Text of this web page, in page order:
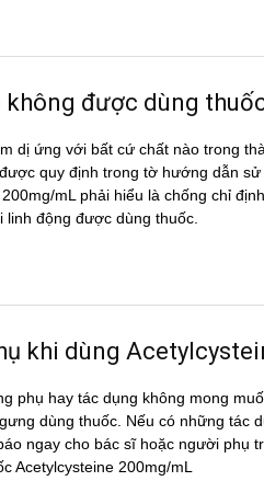
được dùng
dị ứng với bất cứ chất nào trong
quy định trong tờ hướng dẫn
mL phải hiểu là chống chỉ
động được dùng thuốc.
khi dùng
phụ hay tác dụng không mong
dùng thuốc. Nếu có những tác
ngay cho bác sĩ hoặc người phụ
Acetylcysteine 200mg/mL